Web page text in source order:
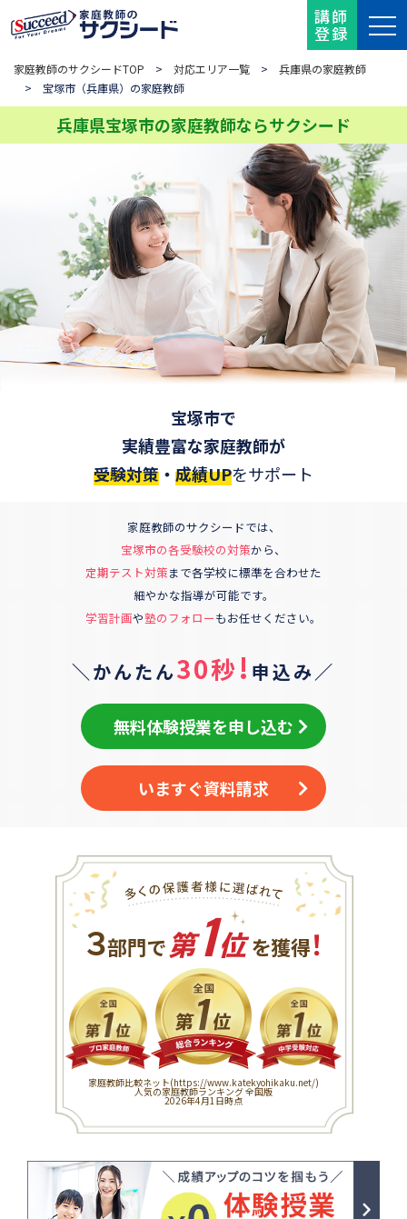
講師
登録
家庭教師のサクシードTOP > 対応エリア一覧 > 兵庫県の家庭教師
> 宝塚市（兵庫県）の家庭教師
兵庫県宝塚市の家庭教師ならサクシード
宝塚市で
実績豊富な家庭教師が
受験対策 ・ 成績UPをサポート
家庭教師のサクシードでは、
宝塚市の各受験校の対策から、
定期テスト対策まで各学校に標準を合わせた
細やかな指導が可能です。
学習計画や塾のフォローもお任せください。
＼かんたん30秒! 申込み／
無料体験授業を申し込む
いますぐ資料請求
３部門で 第1位を獲得！
家庭教師比較ネット(https://www.katekyohikaku.net/)
人気の家庭教師ランキング 全国版
2026年4月1日時点